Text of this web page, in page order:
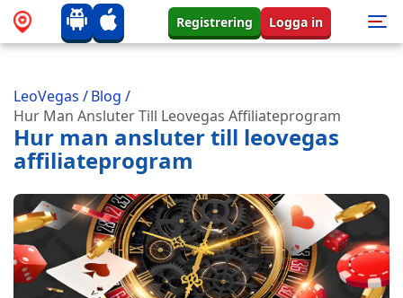
Registrering Logga in
LeoVegas /Blog /
Hur Man Ansluter Till Leovegas Affiliateprogram
Hur man ansluter till leovegas
affiliateprogram